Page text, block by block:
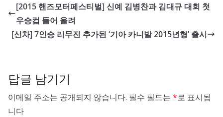
[2015 핸즈모터페스티벌] 신예 김병찬과 김대규 대회 첫
우승컵 들어 올려
[신차] 7인승 리무진 추가된 ‘기아 카니발 2015년형’ 출시
답글 남기기
이메일 주소는 공개되지 않습니다. 필수 필드는 *로 표시됩
니다